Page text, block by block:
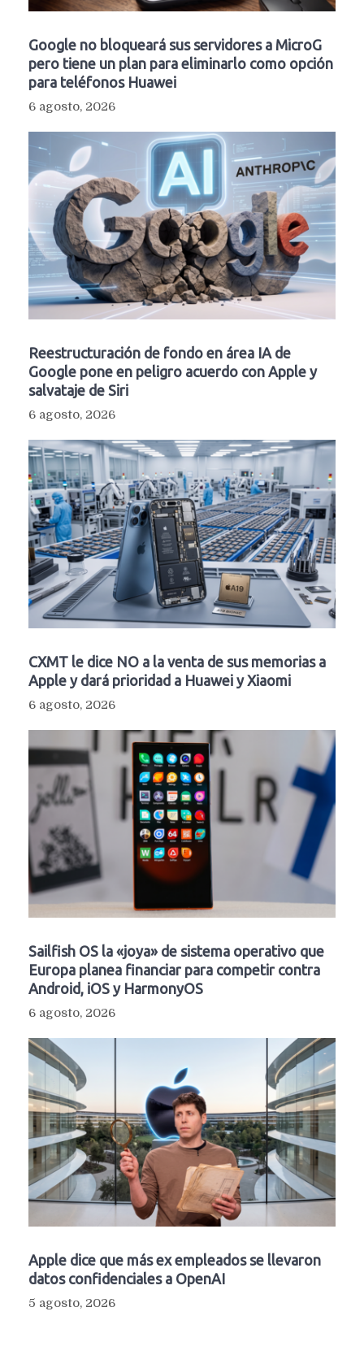
Google no bloqueará sus servidores a MicroG
pero tiene un plan para eliminarlo como opción
para teléfonos Huawei
6 agosto, 2026
Reestructuración de fondo en área IA de
Google pone en peligro acuerdo con Apple y
salvataje de Siri
6 agosto, 2026
CXMT le dice NO a la venta de sus memorias a
Apple y dará prioridad a Huawei y Xiaomi
6 agosto, 2026
Sailfish OS la «joya» de sistema operativo que
Europa planea financiar para competir contra
Android, iOS y HarmonyOS
6 agosto, 2026
Apple dice que más ex empleados se llevaron
datos confidenciales a OpenAI
5 agosto, 2026